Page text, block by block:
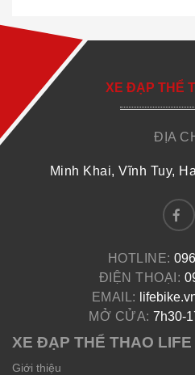
XE ĐẠP THỂ
ĐỊA
Minh Khai, Vĩnh Tuy,
HOTLINE:
ĐIỆN THOẠI:
EMAIL:
MỞ CỬA: 7h30-
XE ĐẠP THỂ THAO LIFE
Giới thiệu